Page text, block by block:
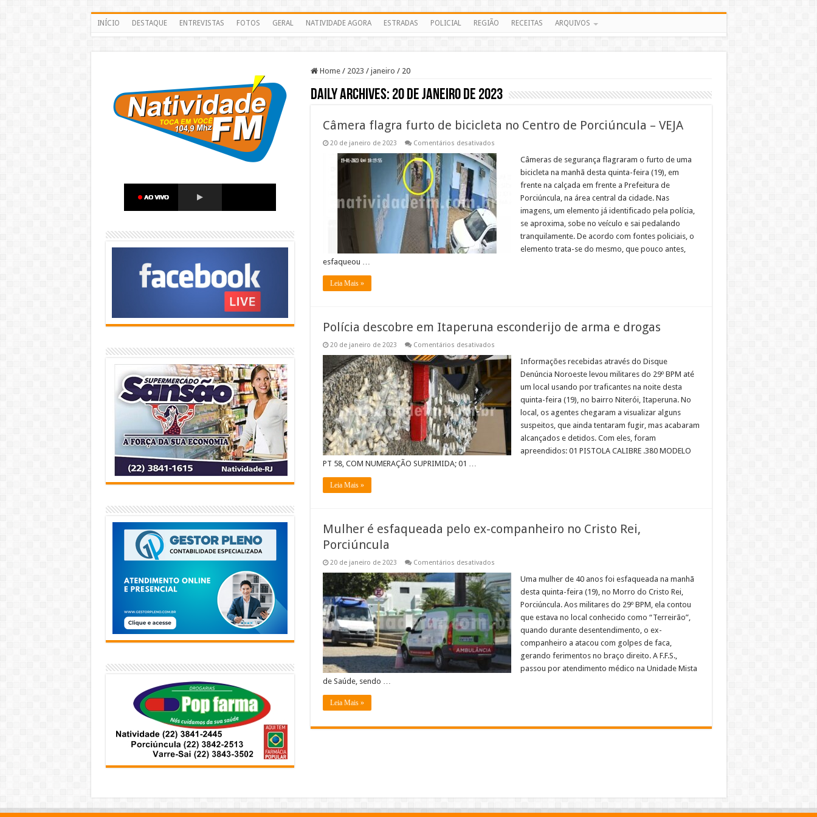
INÍCIO DESTAQUE ENTREVISTAS FOTOS GERAL NATIVIDADE AGORA ESTRADAS POLICIAL REGIÃO RECEITAS ARQUIVOS
Home / 2023 / janeiro / 20
Daily Archives: 20 de janeiro de 2023
Câmera flagra furto de bicicleta no Centro de Porciúncula – VEJA
20 de janeiro de 2023 Comentários desativadosem
flagra
furto
bicicleta
Centro
de
Porciúncula
–
VEJA
Câmeras de segurança flagraram o furto de uma
bicicleta na manhã desta quinta-feira (19), em
frente na calçada em frente a Prefeitura de
Porciúncula, na área central da cidade. Nas
imagens, um elemento já identificado pela polícia,
se aproxima, sobe no veículo e sai pedalando
tranquilamente. De acordo com fontes policiais, o
elemento trata-se do mesmo, que pouco antes,
esfaqueou …
Leia Mais »
Polícia descobre em Itaperuna esconderijo de arma e drogas
20 de janeiro de 2023 Comentários desativadosem
descobre
em
Itaperuna
esconderijo
arma
e
drogas
Informações recebidas através do Disque
Denúncia Noroeste levou militares do 29º BPM até
um local usando por traficantes na noite desta
quinta-feira (19), no bairro Niterói, Itaperuna. No
local, os agentes chegaram a visualizar alguns
suspeitos, que ainda tentaram fugir, mas acabaram
alcançados e detidos. Com eles, foram
apreendidos: 01 PISTOLA CALIBRE .380 MODELO
PT 58, COM NUMERAÇÃO SUPRIMIDA; 01 …
Leia Mais »
Mulher é esfaqueada pelo ex-companheiro no Cristo Rei,
Porciúncula
20 de janeiro de 2023 Comentários desativadosem
esfaqueada
pelo
ex-
companheiro
no
Cristo
Rei,
Porciúncula
Uma mulher de 40 anos foi esfaqueada na manhã
desta quinta-feira (19), no Morro do Cristo Rei,
Porciúncula. Aos militares do 29º BPM, ela contou
que estava no local conhecido como “Terreirão”,
quando durante desentendimento, o ex-
companheiro a atacou com golpes de faca,
gerando ferimentos no braço direito. A F.F.S.,
passou por atendimento médico na Unidade Mista
de Saúde, sendo …
Leia Mais »